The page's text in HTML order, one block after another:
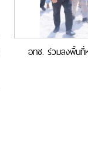
อทช. ร่วมลงพื้น